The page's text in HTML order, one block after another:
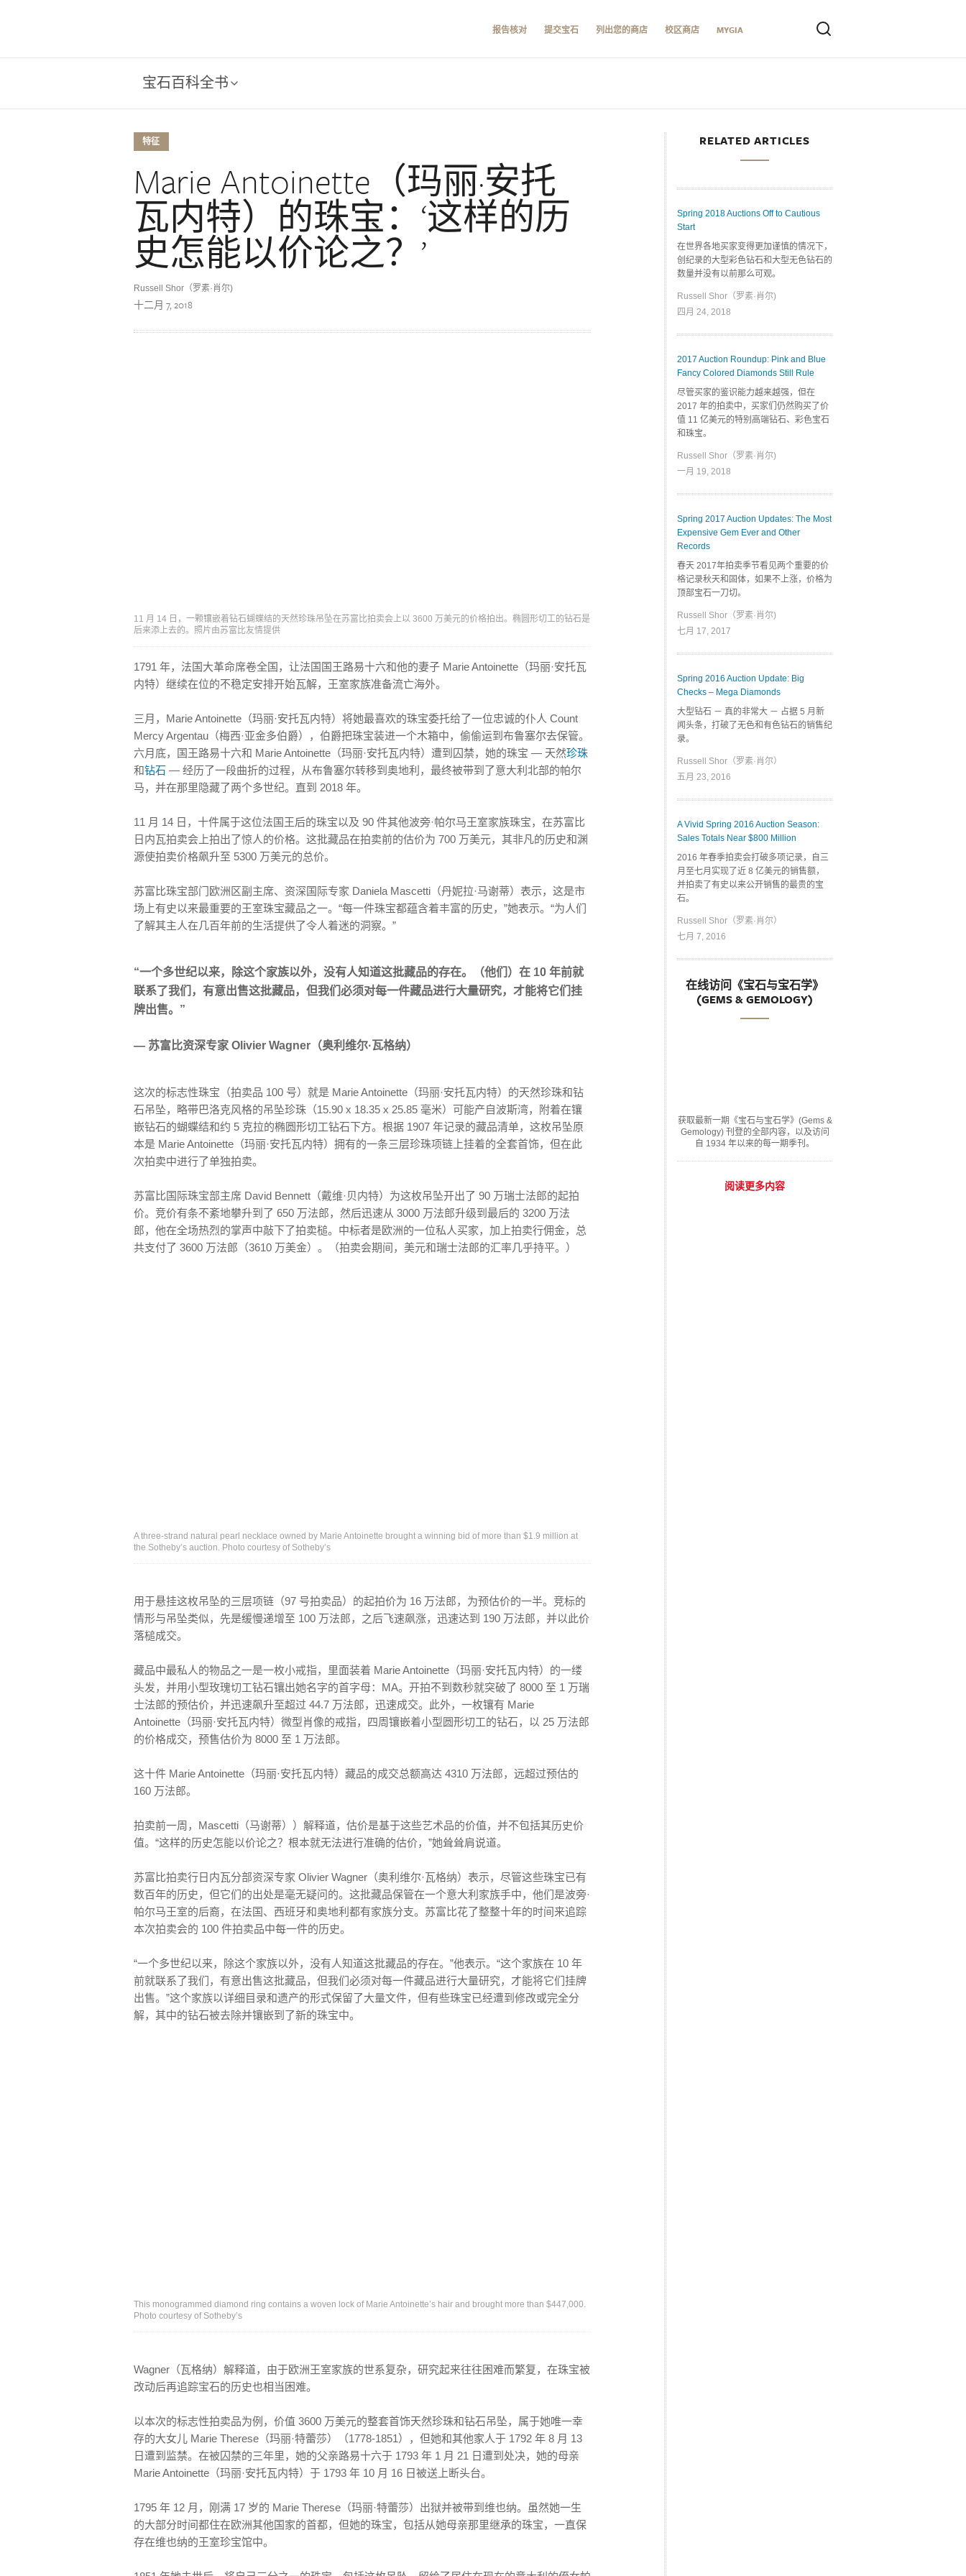
报告核对 提交宝石 列出您的商店 校区商店 MYGIA
宝石百科全书
特征
Marie Antoinette（玛丽·安托
瓦内特）的珠宝：‘这样的历
史怎能以价论之？’
Russell Shor（罗素·肖尔)
十二月 7, 2018
11 月 14 日，一颗镶嵌着钻石蝴蝶结的天然珍珠吊坠在苏富比拍卖会上以 3600 万美元的价格拍出。椭圆形切工的钻石是
后来添上去的。照片由苏富比友情提供
1791 年，法国大革命席卷全国，让法国国王路易十六和他的妻子 Marie Antoinette（玛丽·安托瓦
内特）继续在位的不稳定安排开始瓦解，王室家族准备流亡海外。
三月，Marie Antoinette（玛丽·安托瓦内特）将她最喜欢的珠宝委托给了一位忠诚的仆人 Count
Mercy Argentau（梅西·亚金多伯爵），伯爵把珠宝装进一个木箱中，偷偷运到布鲁塞尔去保管。
六月底，国王路易十六和 Marie Antoinette（玛丽·安托瓦内特）遭到囚禁，她的珠宝 — 天然珍珠
和钻石 — 经历了一段曲折的过程，从布鲁塞尔转移到奥地利，最终被带到了意大利北部的帕尔
马，并在那里隐藏了两个多世纪。直到 2018 年。
11 月 14 日，十件属于这位法国王后的珠宝以及 90 件其他波旁·帕尔马王室家族珠宝，在苏富比
日内瓦拍卖会上拍出了惊人的价格。这批藏品在拍卖前的估价为 700 万美元，其非凡的历史和渊
源使拍卖价格飙升至 5300 万美元的总价。
苏富比珠宝部门欧洲区副主席、资深国际专家 Daniela Mascetti（丹妮拉·马谢蒂）表示，这是市
场上有史以来最重要的王室珠宝藏品之一。“每一件珠宝都蕴含着丰富的历史，”她表示。“为人们
了解其主人在几百年前的生活提供了令人着迷的洞察。”
“一个多世纪以来，除这个家族以外，没有人知道这批藏品的存在。（他们）在 10 年前就
联系了我们，有意出售这批藏品，但我们必须对每一件藏品进行大量研究，才能将它们挂
牌出售。”
— 苏富比资深专家 Olivier Wagner（奥利维尔·瓦格纳）
这次的标志性珠宝（拍卖品 100 号）就是 Marie Antoinette（玛丽·安托瓦内特）的天然珍珠和钻
石吊坠，略带巴洛克风格的吊坠珍珠（15.90 x 18.35 x 25.85 毫米）可能产自波斯湾，附着在镶
嵌钻石的蝴蝶结和约 5 克拉的椭圆形切工钻石下方。根据 1907 年记录的藏品清单，这枚吊坠原
本是 Marie Antoinette（玛丽·安托瓦内特）拥有的一条三层珍珠项链上挂着的全套首饰，但在此
次拍卖中进行了单独拍卖。
苏富比国际珠宝部主席 David Bennett（戴维·贝内特）为这枚吊坠开出了 90 万瑞士法郎的起拍
价。竞价有条不紊地攀升到了 650 万法郎，然后迅速从 3000 万法郎升级到最后的 3200 万法
郎，他在全场热烈的掌声中敲下了拍卖槌。中标者是欧洲的一位私人买家，加上拍卖行佣金，总
共支付了 3600 万法郎（3610 万美金）。（拍卖会期间，美元和瑞士法郎的汇率几乎持平。）
A three-strand natural pearl necklace owned by Marie Antoinette brought a winning bid of more than $1.9 million at
the Sotheby’s auction. Photo courtesy of Sotheby’s
用于悬挂这枚吊坠的三层项链（97 号拍卖品）的起拍价为 16 万法郎，为预估价的一半。竞标的
情形与吊坠类似，先是缓慢递增至 100 万法郎，之后飞速飙涨，迅速达到 190 万法郎，并以此价
落槌成交。
藏品中最私人的物品之一是一枚小戒指，里面装着 Marie Antoinette（玛丽·安托瓦内特）的一缕
头发，并用小型玫瑰切工钻石镶出她名字的首字母：MA。开拍不到数秒就突破了 8000 至 1 万瑞
士法郎的预估价，并迅速飙升至超过 44.7 万法郎，迅速成交。此外，一枚镶有 Marie
Antoinette（玛丽·安托瓦内特）微型肖像的戒指，四周镶嵌着小型圆形切工的钻石，以 25 万法郎
的价格成交，预售估价为 8000 至 1 万法郎。
这十件 Marie Antoinette（玛丽·安托瓦内特）藏品的成交总额高达 4310 万法郎，远超过预估的
160 万法郎。
拍卖前一周，Mascetti（马谢蒂））解释道，估价是基于这些艺术品的价值，并不包括其历史价
值。“这样的历史怎能以价论之？根本就无法进行准确的估价，”她耸耸肩说道。
苏富比拍卖行日内瓦分部资深专家 Olivier Wagner（奥利维尔·瓦格纳）表示，尽管这些珠宝已有
数百年的历史，但它们的出处是毫无疑问的。这批藏品保管在一个意大利家族手中，他们是波旁·
帕尔马王室的后裔，在法国、西班牙和奥地利都有家族分支。苏富比花了整整十年的时间来追踪
本次拍卖会的 100 件拍卖品中每一件的历史。
“一个多世纪以来，除这个家族以外，没有人知道这批藏品的存在。”他表示。“这个家族在 10 年
前就联系了我们，有意出售这批藏品，但我们必须对每一件藏品进行大量研究，才能将它们挂牌
出售。”这个家族以详细目录和遗产的形式保留了大量文件，但有些珠宝已经遭到修改或完全分
解，其中的钻石被去除并镶嵌到了新的珠宝中。
This monogrammed diamond ring contains a woven lock of Marie Antoinette’s hair and brought more than $447,000.
Photo courtesy of Sotheby’s
Wagner（瓦格纳）解释道，由于欧洲王室家族的世系复杂，研究起来往往困难而繁复，在珠宝被
改动后再追踪宝石的历史也相当困难。
以本次的标志性拍卖品为例，价值 3600 万美元的整套首饰天然珍珠和钻石吊坠，属于她唯一幸
存的大女儿 Marie Therese（玛丽·特蕾莎）（1778-1851），但她和其他家人于 1792 年 8 月 13
日遭到监禁。在被囚禁的三年里，她的父亲路易十六于 1793 年 1 月 21 日遭到处决，她的母亲
Marie Antoinette（玛丽·安托瓦内特）于 1793 年 10 月 16 日被送上断头台。
1795 年 12 月，刚满 17 岁的 Marie Therese（玛丽·特蕾莎）出狱并被带到维也纳。虽然她一生
的大部分时间都住在欧洲其他国家的首都，但她的珠宝，包括从她母亲那里继承的珠宝，一直保
存在维也纳的王室珍宝馆中。
RELATED ARTICLES
Spring 2018 Auctions Off to Cautious
Start
在世界各地买家变得更加谨慎的情况下，
创纪录的大型彩色钻石和大型无色钻石的
数量并没有以前那么可观。
Russell Shor（罗素·肖尔)
四月 24, 2018
2017 Auction Roundup: Pink and Blue
Fancy Colored Diamonds Still Rule
尽管买家的鉴识能力越来越强，但在
2017 年的拍卖中，买家们仍然购买了价
值 11 亿美元的特别高端钻石、彩色宝石
和珠宝。
Russell Shor（罗素·肖尔)
一月 19, 2018
Spring 2017 Auction Updates: The Most
Expensive Gem Ever and Other
Records
春天 2017年拍卖季节看见两个重要的价
格记录秋天和固体，如果不上涨，价格为
顶部宝石一刀切。
Russell Shor（罗素·肖尔)
七月 17, 2017
Spring 2016 Auction Update: Big
Checks – Mega Diamonds
大型钻石 － 真的非常大 － 占据 5 月新
闻头条，打破了无色和有色钻石的销售纪
录。
Russell Shor（罗素·肖尔）
五月 23, 2016
A Vivid Spring 2016 Auction Season:
Sales Totals Near $800 Million
2016 年春季拍卖会打破多项记录，自三
月至七月实现了近 8 亿美元的销售额，
并拍卖了有史以来公开销售的最贵的宝
石。
Russell Shor（罗素·肖尔）
七月 7, 2016
在线访问《宝石与宝石学》
(GEMS & GEMOLOGY)
获取最新一期《宝石与宝石学》(Gems &
Gemology) 刊登的全部内容，以及访问
自 1934 年以来的每一期季刊。
阅读更多内容